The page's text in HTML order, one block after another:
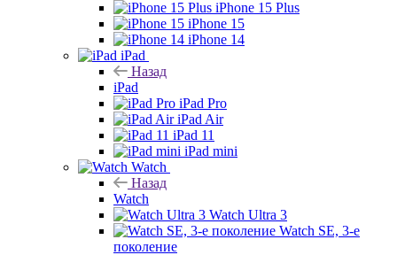
iPhone 15 Plus
iPhone 15
iPhone 14
iPad
Назад
iPad
iPad Pro
iPad Air
iPad 11
iPad mini
Watch
Назад
Watch
Watch Ultra 3
Watch SE, 3-е
поколение